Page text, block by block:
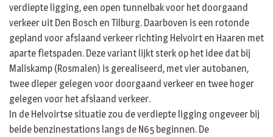
verdiepte ligging, een open tunnelbak voor het doorgaand
verkeer uit Den Bosch en Tilburg. Daarboven is een rotonde
gepland voor afslaand verkeer richting Helvoirt en Haaren met
aparte fietspaden. Deze variant lijkt sterk op het idee dat bij
Maliskamp (Rosmalen) is gerealiseerd, met vier autobanen,
twee dieper gelegen voor doorgaand verkeer en twee hoger
gelegen voor het afslaand verkeer.
In de Helvoirtse situatie zou de verdiepte ligging ongeveer bij
beide benzinestations langs de N65 beginnen. De